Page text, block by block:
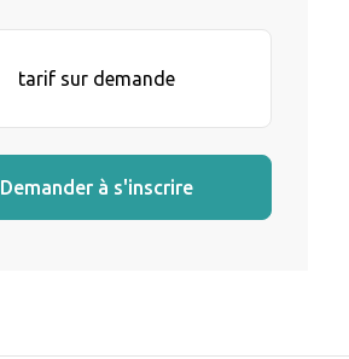
tarif sur demande
Demander à s'inscrire